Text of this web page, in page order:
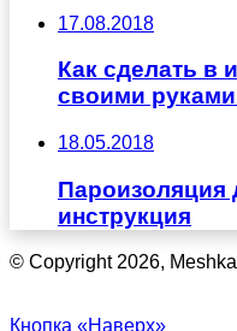
17.08.2018
Как сделать в
своими
18.05.2018
Пароизоляция
инструкция
© Copyright 2026,
Кнопка «Наверх»